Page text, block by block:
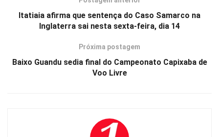
Itatiaia afirma que sentença do Caso Samarco na
Inglaterra sai nesta sexta-feira, dia 14
Próxima postagem
Baixo Guandu sedia final do Campeonato Capixaba de
Voo Livre